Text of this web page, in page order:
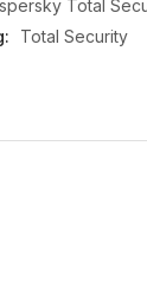
Total
Total Security